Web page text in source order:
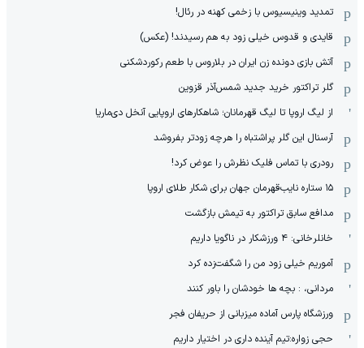
تمدید وینیسیوس با زخمی کهنه در رئال!
قایدی و قدوس خیلی زود به هم رسیدند! (عکس)
آتش بازی دونده زن ایران در بلاروس با طعم رکوردشکنی
گلر تراکتور خرید جدید شمس‌آذر قزوین
از لیگ اروپا تا لیگ قهرمانان؛ شاهکارهای اروپایی آنخل دی‌ماریا
آرسنال این گلر پراشتباه را هرچه زودتر بفروشد
رودری با تماس فلیک نظرش را عوض کرد!
١۵ ستاره نایب‌قهرمان جهان برای شکار طلای اروپا
مدافع سابق تراکتور به تیمش بازگشت
خانلرخانی: ۴ ورزشکار در ناگویا داریم
آموریم خیلی زود من را شگفت‌زده کرد
مردانی، : بچه ها خودشان را باور کنند
ورزشگاه پارس آماده میزبانی از حریفان فجر
حجی زواره:تیم آینده داری در اختیار داریم